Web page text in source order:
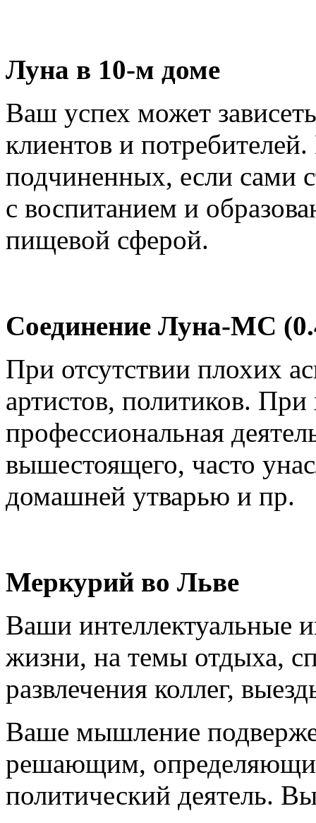
Луна в 10-м доме
Ваш успех может
клиентов и
подчиненных, если сами
с воспитанием и
пищевой сферой.
Соединение Луна-МС
При отсутствии плохих
артистов, политиков.
профессиональная
вышестоящего, часто
домашней утварью и пр.
Меркурий во Льве
Ваши интеллектуальные
жизни, на темы отдыха,
развлечения коллег,
Ваше мышление
решающим,
политический деятель.